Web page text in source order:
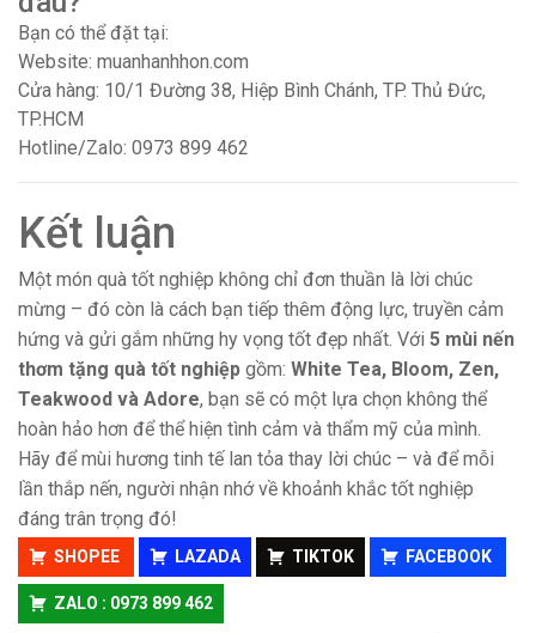
Bạn có thể đặt tại:
Website: muanhanhhon.com
Cửa hàng: 10/1 Đường 38, Hiệp Bình Chánh, TP. Thủ Đức,
TP.HCM
Hotline/Zalo: 0973 899 462
Kết luận
Một món quà tốt nghiệp không chỉ đơn thuần là lời chúc
mừng – đó còn là cách bạn tiếp thêm động lực, truyền cảm
hứng và gửi gắm những hy vọng tốt đẹp nhất. Với 5 mùi nến
thơm tặng quà tốt nghiệp gồm: White Tea, Bloom, Zen,
Teakwood và Adore, bạn sẽ có một lựa chọn không thể
hoàn hảo hơn để thể hiện tình cảm và thẩm mỹ của mình.
Hãy để mùi hương tinh tế lan tỏa thay lời chúc – và để mỗi
lần thắp nến, người nhận nhớ về khoảnh khắc tốt nghiệp
đáng trân trọng đó!
SHOPEE LAZADA TIKTOK FACEBOOK
ZALO : 0973 899 462